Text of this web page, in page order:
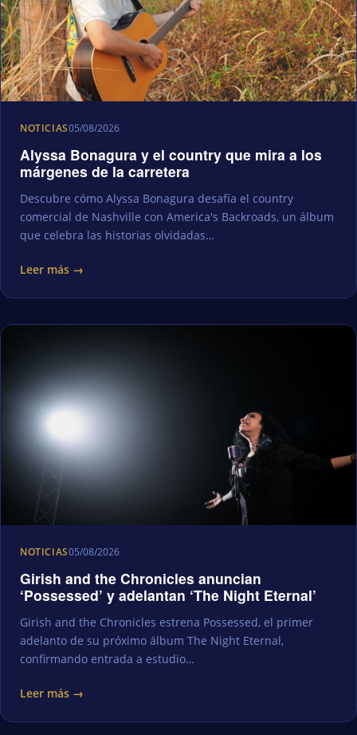
NOTICIAS05/08/2026
Alyssa Bonagura y el country que mira a los
márgenes de la carretera
Descubre cómo Alyssa Bonagura desafía el country
comercial de Nashville con America's Backroads, un álbum
que celebra las historias olvidadas…
Leer más →
NOTICIAS05/08/2026
Girish and the Chronicles anuncian
‘Possessed’ y adelantan ‘The Night Eternal’
Girish and the Chronicles estrena Possessed, el primer
adelanto de su próximo álbum The Night Eternal,
confirmando entrada a estudio…
Leer más →